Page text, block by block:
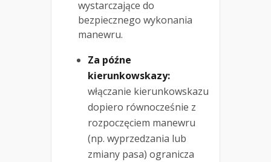
wystarczające do
bezpiecznego wykonania
manewru.
Za późne
kierunkowskazy:
włączanie kierunkowskazu
dopiero równocześnie z
rozpoczęciem manewru
(np. wyprzedzania lub
zmiany pasa) ogranicza